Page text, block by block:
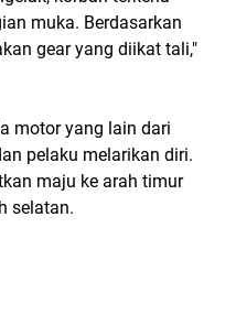
muka. Berdasarkan
gear yang diikat tali,"
motor yang lain dari
pelaku melarikan diri.
maju ke arah timur
selatan.